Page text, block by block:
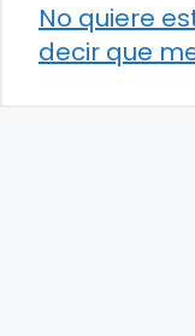
No quiere
decir que